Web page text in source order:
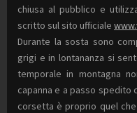
chiusa al pubblico e
scritto sul sito ufficiale
Durante la sosta sono
grigi e in lontananza si
temporale in montagna
capanna e a passo spedito
corsetta è proprio quel